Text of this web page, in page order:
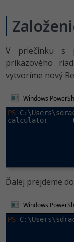
MS
Fórum
Linux a
Adobe
Adobe
Video
Kariéra
V priečinku s
príkazového
vytvoríme nový
Windows
PS
calculator -- --
Ďalej prejdeme
Windows
PS